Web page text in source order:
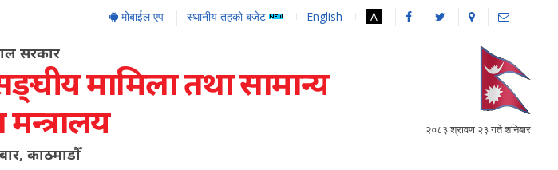
मोबाईल एप स्थानीय तहको बजेट English A
सरकार
मामिला तथा सामान्य
मन्त्रालय
काठमाडौँ
२०८३ श्रावण २३ गते शनिबार